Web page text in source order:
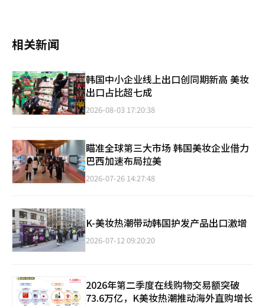
相关新闻
韩国中小企业线上出口创同期新高 美妆
出口占比超七成
2026-08-03 17:20:38
瞄准全球第三大市场 韩国美妆企业借力
巴西加速布局拉美
2026-07-26 14:27:48
K-美妆热潮带动韩国护发产品出口激增
2026-07-12 09:20:20
2026年第二季度在线购物交易额突破
73.6万亿，K美妆热潮推动海外直购增长